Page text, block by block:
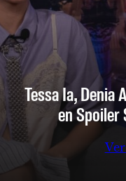
Tessa Ia, Denia
en Spoiler